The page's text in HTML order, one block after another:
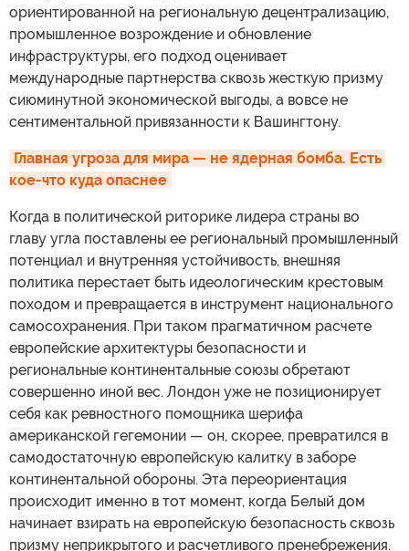
ориентированной на региональную децентрализацию,
промышленное возрождение и обновление
инфраструктуры, его подход оценивает
международные партнерства сквозь жесткую призму
сиюминутной экономической выгоды, а вовсе не
сентиментальной привязанности к Вашингтону.
Главная угроза для мира — не ядерная бомба. Есть
кое-что куда опаснее
Когда в политической риторике лидера страны во
главу угла поставлены ее региональный промышленный
потенциал и внутренняя устойчивость, внешняя
политика перестает быть идеологическим крестовым
походом и превращается в инструмент национального
самосохранения. При таком прагматичном расчете
европейские архитектуры безопасности и
региональные континентальные союзы обретают
совершенно иной вес. Лондон уже не позиционирует
себя как ревностного помощника шерифа
американской гегемонии — он, скорее, превратился в
самодостаточную европейскую калитку в заборе
континентальной обороны. Эта переориентация
происходит именно в тот момент, когда Белый дом
начинает взирать на европейскую безопасность сквозь
призму неприкрытого и расчетливого пренебрежения.